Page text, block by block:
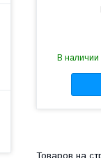
В наличии